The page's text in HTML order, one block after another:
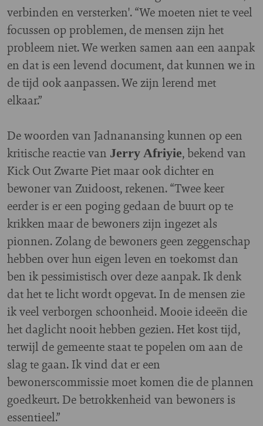
verbinden en versterken'. “We moeten niet te veel
focussen op problemen, de mensen zijn het
probleem niet. We werken samen aan een aanpak
en dat is een levend document, dat kunnen we in
de tijd ook aanpassen. We zijn lerend met
elkaar.”
De woorden van Jadnanansing kunnen op een
kritische reactie van Jerry Afriyie, bekend van
Kick Out Zwarte Piet maar ook dichter en
bewoner van Zuidoost, rekenen. “Twee keer
eerder is er een poging gedaan de buurt op te
krikken maar de bewoners zijn ingezet als
pionnen. Zolang de bewoners geen zeggenschap
hebben over hun eigen leven en toekomst dan
ben ik pessimistisch over deze aanpak. Ik denk
dat het te licht wordt opgevat.In de mensen zie
ik veel verborgen schoonheid. Mooie ideeën die
het daglicht nooit hebben gezien. Het kost tijd,
terwijl de gemeente staat te popelen om aan de
slag te gaan. Ik vind dat er een
bewonerscommissie moet komen die de plannen
goedkeurt. De betrokkenheid van bewoners is
essentieel.”